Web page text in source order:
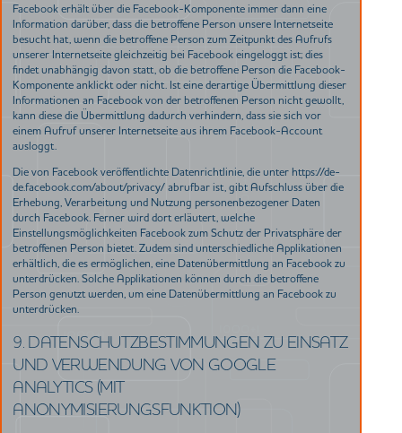
Facebook erhält über die Facebook-Komponente immer dann eine
Information darüber, dass die betroffene Person unsere Internetseite
besucht hat, wenn die betroffene Person zum Zeitpunkt des Aufrufs
unserer Internetseite gleichzeitig bei Facebook eingeloggt ist; dies
findet unabhängig davon statt, ob die betroffene Person die Facebook-
Komponente anklickt oder nicht. Ist eine derartige Übermittlung dieser
Informationen an Facebook von der betroffenen Person nicht gewollt,
kann diese die Übermittlung dadurch verhindern, dass sie sich vor
einem Aufruf unserer Internetseite aus ihrem Facebook-Account
ausloggt.
Die von Facebook veröffentlichte Datenrichtlinie, die unter https://de-
de.facebook.com/about/privacy/ abrufbar ist, gibt Aufschluss über die
Erhebung, Verarbeitung und Nutzung personenbezogener Daten
durch Facebook. Ferner wird dort erläutert, welche
Einstellungsmöglichkeiten Facebook zum Schutz der Privatsphäre der
betroffenen Person bietet. Zudem sind unterschiedliche Applikationen
erhältlich, die es ermöglichen, eine Datenübermittlung an Facebook zu
unterdrücken. Solche Applikationen können durch die betroffene
Person genutzt werden, um eine Datenübermittlung an Facebook zu
unterdrücken.
9. DATENSCHUTZBESTIMMUNGEN ZU EINSATZ
UND VERWENDUNG VON GOOGLE
ANALYTICS (MIT
ANONYMISIERUNGSFUNKTION)